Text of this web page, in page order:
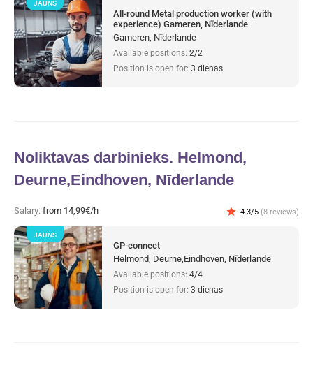
All-round Metal production worker (with
experience) Gameren, Nīderlande
Gameren, Nīderlande
Available positions: 2/2
Position is open for: 3 dienas
JAUNS
Noliktavas darbinieks. Helmond,
Deurne,Eindhoven, Nīderlande
Salary: from 14,99€/h star 4.3/5 (8 reviews)
GP-connect
Helmond, Deurne,Eindhoven, Nīderlande
Available positions: 4/4
Position is open for: 3 dienas
JAUNS